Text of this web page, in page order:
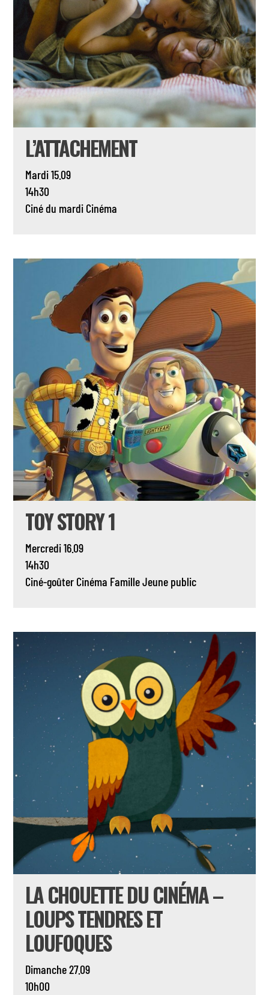
L’ATTACHEMENT
Mardi 15.09
14h30
Ciné du mardi Cinéma
TOY STORY 1
Mercredi 16.09
14h30
Ciné-goûter Cinéma FamilleJeune public
LA CHOUETTE DU CINÉMA –
LOUPS TENDRES ET
LOUFOQUES
Dimanche 27.09
10h00